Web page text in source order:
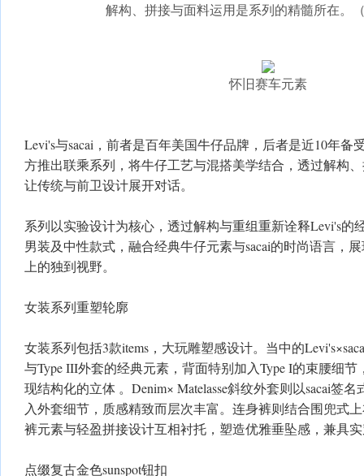
解构、拼接与面料运用是系列的精髓所在。
怀旧赛车元素
Levi's与sacai，前者是百年美国牛仔品牌，后者是近10年备
方推出联乘系列，将牛仔工艺与混搭美学结合，透过解构
让传统与前卫设计展开对话。
系列以实验设计为核心，透过解构与重组重新诠释Levi's的
男装及中性款式，融合经典牛仔元素与sacai的时尚语言，
上的独到视野。
女装系列重塑轮廓
女装系列包括3款items，大玩雕塑感设计。当中的
与Type III外套的经典元素，背面特别加入Type I的束腰细
现结构化的立体 。Denim× Matelasse斜纹外套则以sacai签
入外套细节，质感精致而层次丰富。连身裤则结合围兜式
裤元素与轻盈拼接设计互相衬托，塑造优雅垂坠感，兼具
点缀复古金色sunspot钮扣